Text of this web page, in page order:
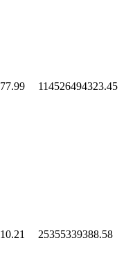
77.99 114526494323.45
10.21 25355339388.58